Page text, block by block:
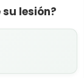
lesión?